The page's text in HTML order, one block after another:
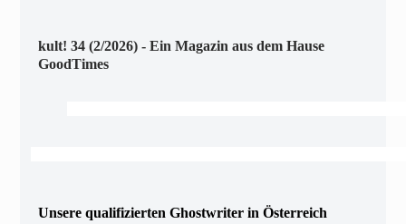
kult! 34 (2/2026) - Ein Magazin aus dem Hause
GoodTimes
Unsere qualifizierten Ghostwriter in Österreich